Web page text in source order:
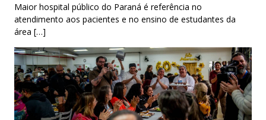
Maior hospital público do Paraná é referência no
atendimento aos pacientes e no ensino de estudantes da
área […]